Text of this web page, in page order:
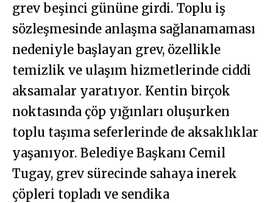
grev beşinci gününe girdi. Toplu iş
sözleşmesinde anlaşma sağlanamaması
nedeniyle başlayan grev, özellikle
temizlik ve ulaşım hizmetlerinde ciddi
aksamalar yaratıyor. Kentin birçok
noktasında çöp yığınları oluşurken
toplu taşıma seferlerinde de aksaklıklar
yaşanıyor. Belediye Başkanı Cemil
Tugay, grev sürecinde sahaya inerek
çöpleri topladı ve sendika